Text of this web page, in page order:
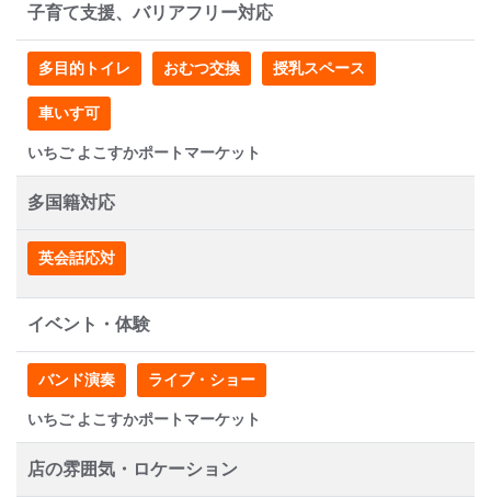
子育て支援、バリアフリー対応
多目的トイレ おむつ交換 授乳スペース
車いす可
いちご よこすかポートマーケット
多国籍対応
英会話応対
イベント・体験
バンド演奏 ライブ・ショー
いちご よこすかポートマーケット
店の雰囲気・ロケーション